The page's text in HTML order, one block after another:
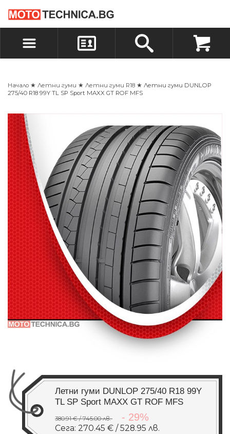
ВХОД
БЪРЗА ПОРЪЧКА ПОРЪЧКА
Начало ★ Летни гуми ★ Летни гуми R18 ★ Летни гуми DUNLOP
275/40 R18 99Y TL SP Sport MAXX GT ROF MFS
Летни гуми DUNLOP 275/40 R18 99Y
TL SP Sport MAXX GT ROF MFS
380.91 € / 745.00 лв. - 29%
Сега: 270.45 € / 528.95 лв.